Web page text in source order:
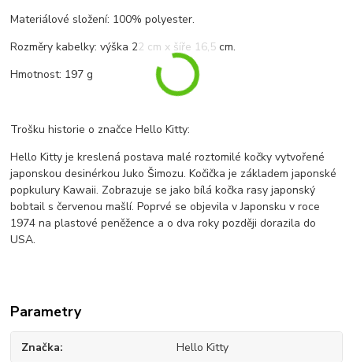
Materiálové složení: 100% polyester.
Rozměry kabelky: výška 22 cm x šíře 16,5 cm.
Hmotnost: 197 g
Trošku historie o značce Hello Kitty:
Hello Kitty je kreslená postava malé roztomilé kočky vytvořené
japonskou desinérkou Juko Šimozu. Kočička je základem japonské
popkulury Kawaii. Zobrazuje se jako bílá kočka rasy japonský
bobtail s červenou mašlí. Poprvé se objevila v Japonsku v roce
1974 na plastové peněžence a o dva roky později dorazila do
USA.
Parametry
Značka Hello Kitty